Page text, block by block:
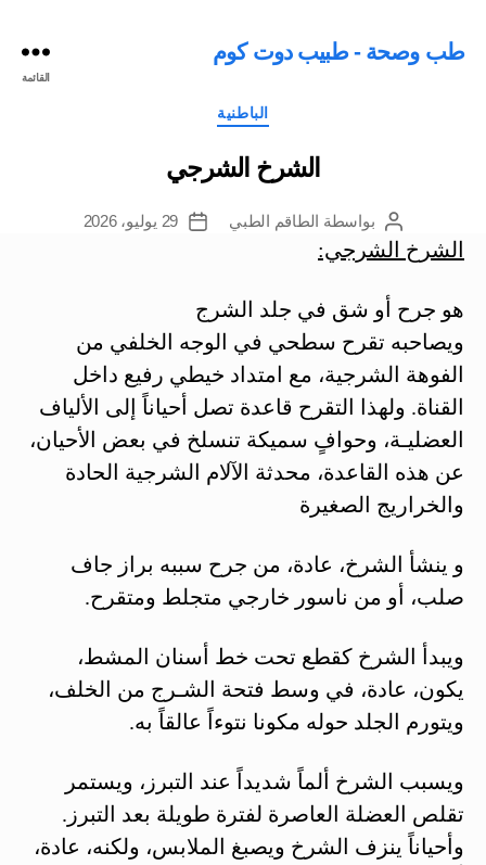
طب وصحة - طبيب دوت كوم
القائمة
التصنيفات
الباطنية
الشرخ الشرجي
كاتب
المقالة
بواسطة الطاقم الطبي
تاريخ
29 يوليو، 2026
الشرخ الشرجي:
هو جرح أو شق في جلد الشرج
ويصاحبه تقرح سطحي في الوجه الخلفي من
الفوهة الشرجية، مع امتداد خيطي رفيع داخل
القناة. ولهذا التقرح قاعدة تصل أحياناً إلى الألياف
العضليـة، وحوافٍ سميكة تنسلخ في بعض الأحيان،
عن هذه القاعدة، محدثة الآلام الشرجية الحادة
والخراريج الصغيرة
و ينشأ الشرخ، عادة، من جرح سببه براز جاف
صلب، أو من ناسور خارجي متجلط ومتقرح.
ويبدأ الشرخ كقطع تحت خط أسنان المشط،
يكون، عادة، في وسط فتحة الشـرج من الخلف،
ويتورم الجلد حوله مكونا نتوءاً عالقاً به.
ويسبب الشرخ ألماً شديداً عند التبرز، ويستمر
تقلص العضلة العاصرة لفترة طويلة بعد التبرز.
وأحياناً ينزف الشرخ ويصبغ الملابس، ولكنه، عادة،